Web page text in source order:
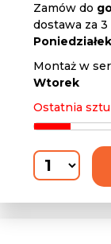
Zamów do
dostawa za
Poniedziałek
Montaż w
Wtorek
Ostatnia